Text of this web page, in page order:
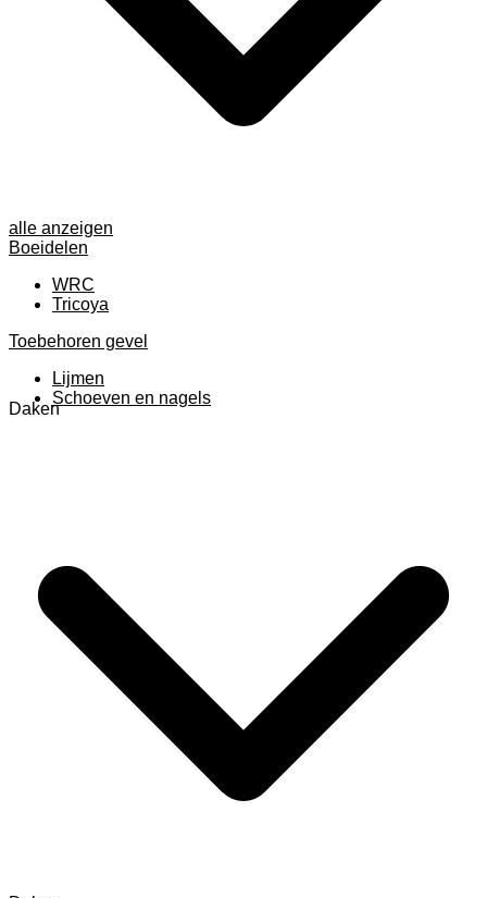
alle anzeigen
Boeidelen
WRC
Tricoya
Toebehoren gevel
Lijmen
Schoeven en nagels
Daken